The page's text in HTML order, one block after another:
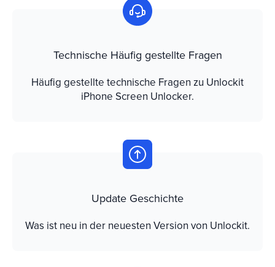
Technische Häufig gestellte Fragen
Häufig gestellte technische Fragen zu Unlockit
iPhone Screen Unlocker.
Update Geschichte
Was ist neu in der neuesten Version von Unlockit.